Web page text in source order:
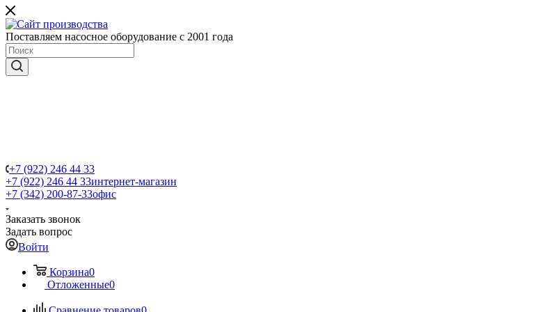
Поставляем насосное оборудование с 2001 года
+7 (922) 246 44 33
+7 (922) 246 44 33интернет-магазин
+7 (342) 200-87-33офис
Заказать звонок
Задать вопрос
Войти
Корзина0
Отложенные0